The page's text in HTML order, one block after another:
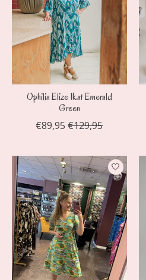
Ophilia Elize Ikat Emerald
Green
€89,95 €129,95